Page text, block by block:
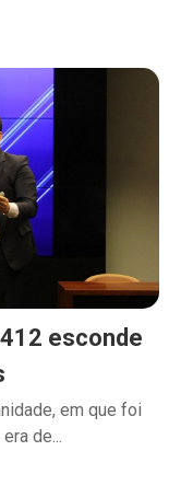
esconde
em que foi
de...